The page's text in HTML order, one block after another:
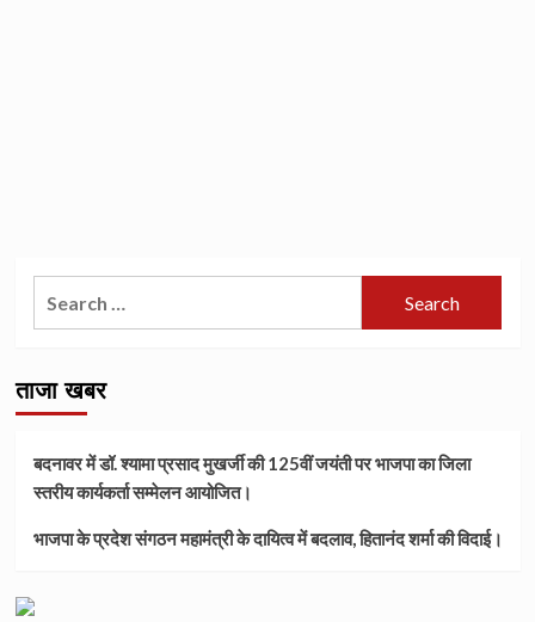
ताजा खबर
बदनावर में डॉ. श्यामा प्रसाद मुखर्जी की 125वीं जयंती पर भाजपा का जिला
स्तरीय कार्यकर्ता सम्मेलन आयोजित।
भाजपा के प्रदेश संगठन महामंत्री के दायित्व में बदलाव, हितानंद शर्मा की विदाई।